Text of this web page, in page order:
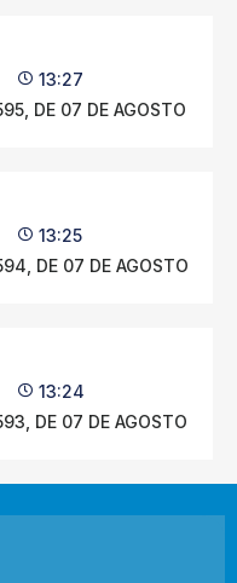
13:27
DE 07 DE AGOSTO
13:25
DE 07 DE AGOSTO
13:24
DE 07 DE AGOSTO